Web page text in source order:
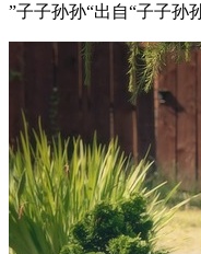
”子子孙孙“出自“子子孙